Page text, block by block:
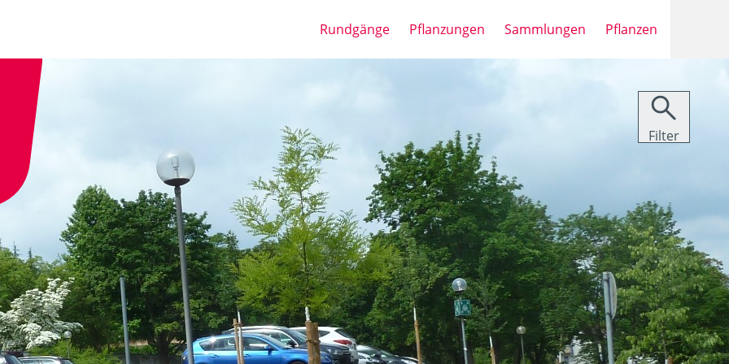
Rundgänge Pflanzungen Sammlungen Pflanzen

Filter